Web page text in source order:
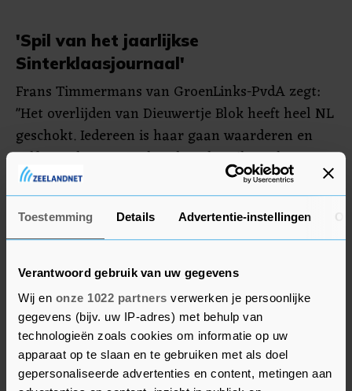
Toestemming Details Advertentie-instellingen
Verantwoord gebruik van uw gegevens
Wij en onze 1022 partners verwerken je persoonlijke
gegevens (bijv. uw IP-adres) met behulp van
technologieën zoals cookies om informatie op uw
apparaat op te slaan en te gebruiken met als doel
gepersonaliseerde advertenties en content, metingen aan
'Spil van het jaarlijkse
Sinterklaasjournaal'
Frans Timmermans van GroenLinks-PvdA zegt:
"Het overlijden van Dieuwertje Blok heeft heel NL
geschokt. Iedereen is haar gaan waarderen en
zelfs van haar gaan houden als spil van het
jaarlijkse Sinterklaasjournaal. Generaties
Nederlanders hebben haar daarom voor altijd in
hun hart gesloten. Rust zacht, lieve Dieuwertje."
VVD-Kamerlid Eric van der Burg schrijft: "Au,
deze doet pijn" bij een nieuwsbericht dat hij deelt
over het overlijden van de presentatrice.